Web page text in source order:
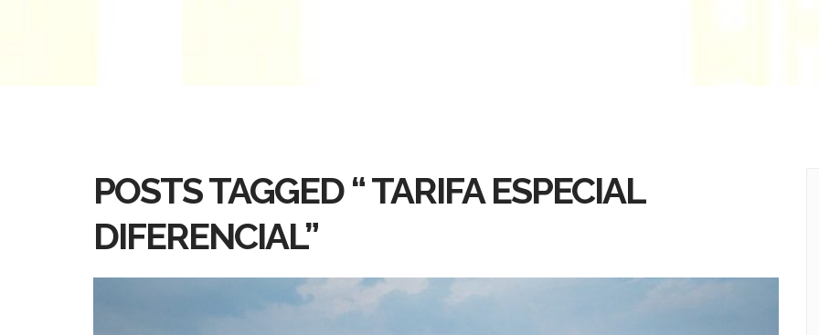
POSTS TAGGED “ TARIFA ESPECIAL
DIFERENCIAL”